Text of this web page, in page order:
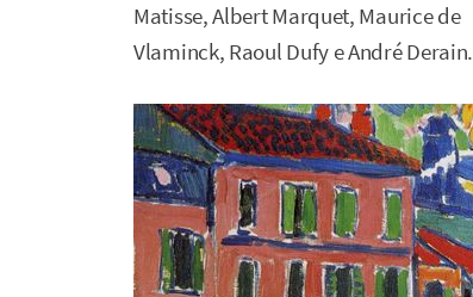
Matisse, Albert Marquet, Maurice de
Vlaminck, Raoul Dufy e André Derain.